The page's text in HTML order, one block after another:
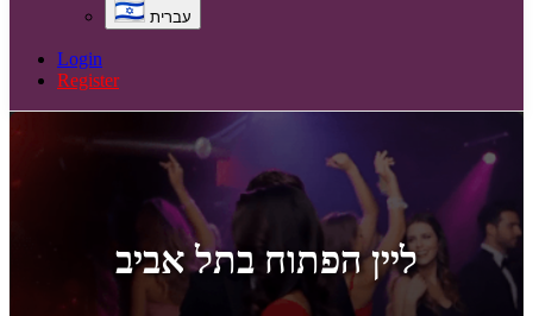
עברית
Login
Register
ליין הפתוח בתל אביב